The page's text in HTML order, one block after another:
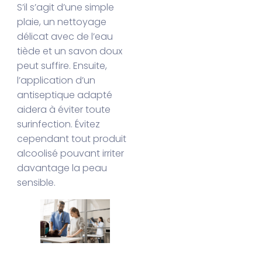
S’il s’agit d’une simple
plaie, un nettoyage
délicat avec de l’eau
tiède et un savon doux
peut suffire. Ensuite,
l’application d’un
antiseptique adapté
aidera à éviter toute
surinfection. Évitez
cependant tout produit
alcoolisé pouvant irriter
davantage la peau
sensible.